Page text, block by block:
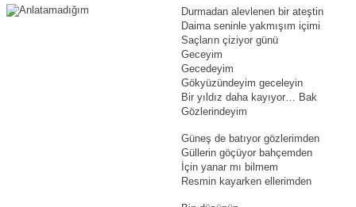
Durmadan alevlenen bir ateştin
Daima seninle yakmışım içimi
Saçların çiziyor günü
Geceyim
Gecedeyim
Gökyüzündeyim geceleyin
Bir yıldız daha kayıyor… Bak
Gözlerindeyim
Güneş de batıyor gözlerimden
Güllerin göçüyor bahçemden
İçin yanar mı bilmem
Resmin kayarken ellerimden